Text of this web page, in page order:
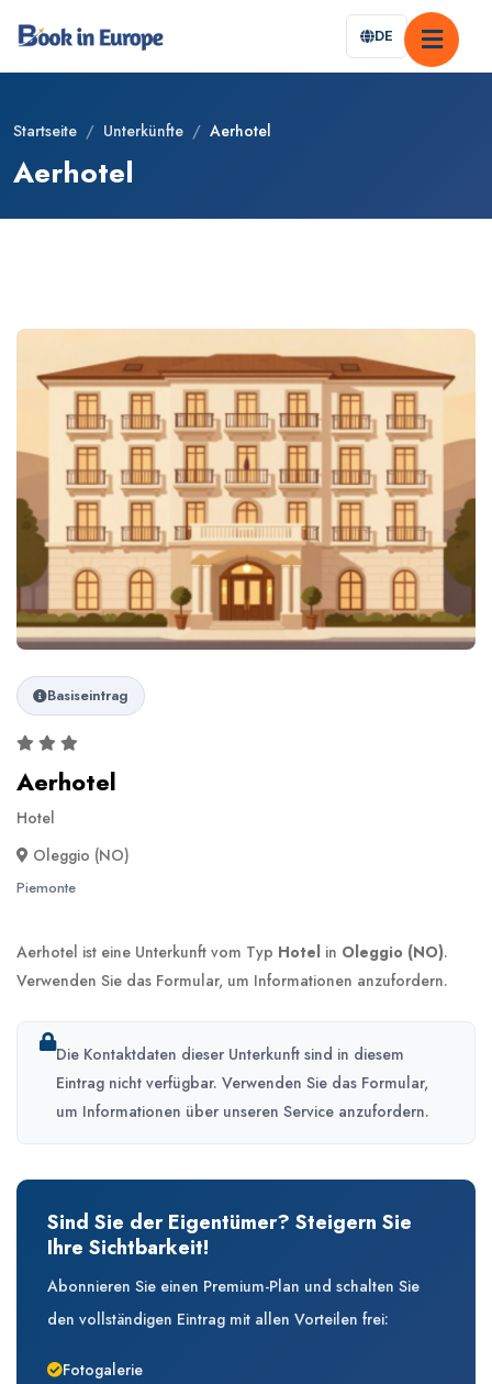
DE
Startseite / Unterkünfte / Aerhotel
Aerhotel
Basiseintrag
Aerhotel
Hotel
Oleggio (NO)
Piemonte
Aerhotel ist eine Unterkunft vom Typ Hotel in Oleggio (NO).
Verwenden Sie das Formular, um Informationen anzufordern.
Die Kontaktdaten dieser Unterkunft sind in diesem
Eintrag nicht verfügbar. Verwenden Sie das Formular,
um Informationen über unseren Service anzufordern.
Sind Sie der Eigentümer? Steigern Sie
Ihre Sichtbarkeit!
Abonnieren Sie einen Premium-Plan und schalten Sie
den vollständigen Eintrag mit allen Vorteilen frei:
Fotogalerie